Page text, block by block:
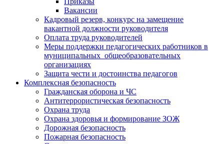
Вакансии
Кадровый резерв, конкурс на замещение
вакантной должности руководителя
Оплата труда руководителей
Меры поддержки педагогических работников в
муниципальных общеобразовательных
организациях
Защита чести и достоинства педагогов
Комплексная безопасность
Гражданская оборона и ЧС
Антитеррористическая безопасность
Охрана труда
Охрана здоровья и формирование ЗОЖ
Дорожная безопасность
Пожарная безопасность